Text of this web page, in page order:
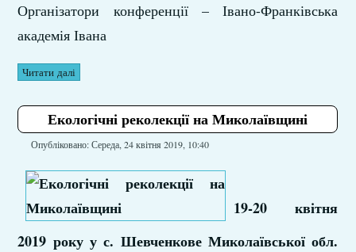
Організатори конференції – Івано-Франківська
академія Івана
Читати далі
Екологічні реколекції на Миколаївщині
Опубліковано: Середа, 24 квітня 2019, 10:40
19-20 квітня
2019 року у с. Шевченкове Миколаївської обл.